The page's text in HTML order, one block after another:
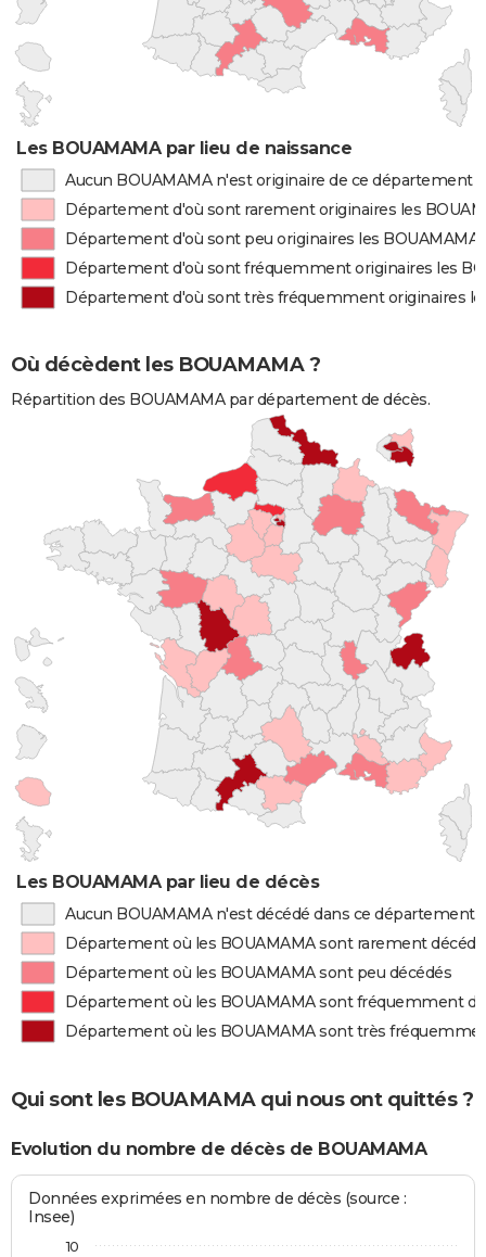
Les BOUAMAMA par lieu de naissance
Aucun BOUAMAMA n'est originaire de ce département
Département d'où sont rarement originaires les
Département d'où sont peu originaires les BOUAMAMA
Département d'où sont fréquemment originaires les
Département d'où sont très fréquemment originaires
Où décèdent les BOUAMAMA ?
Répartition des BOUAMAMA par département de décès.
Les BOUAMAMA par lieu de décès
Aucun BOUAMAMA n'est décédé dans ce département
Département où les BOUAMAMA sont rarement
Département où les BOUAMAMA sont peu décédés
Département où les BOUAMAMA sont fréquemment
Département où les BOUAMAMA sont très
Qui sont les BOUAMAMA qui nous ont quittés ?
Evolution du nombre de décès de BOUAMAMA
Données exprimées en nombre de décès (source :
Insee)
10